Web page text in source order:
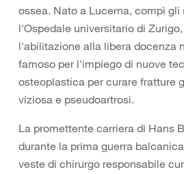
ossea. Nato a Lucerna, compì gli
l'Ospedale universitario di
l'abilitazione alla libera docenza
famoso per l'impiego di nuove
osteoplastica per curare fratture
viziosa e pseudoartrosi.
La promettente carriera di Hans
durante la prima guerra
veste di chirurgo responsabile